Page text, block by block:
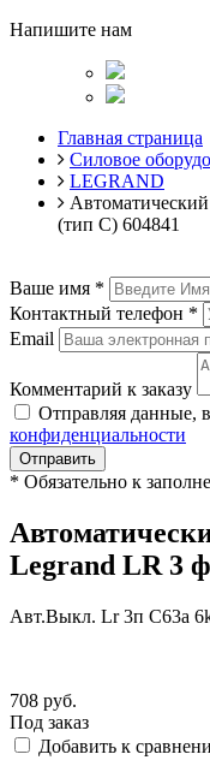
Напишите нам
Главная страница
Силовое
LEGRAND
(тип С) 604841
Ваше имя *
Контактный телефон *
Email
Комментарий к заказу
Отправляя данные,
конфиденциальности
Отправить
* Обязательно к
Legrand LR 3
Авт.Выкл. Lr 3п C63a
708 руб.
Под заказ
Добавить к